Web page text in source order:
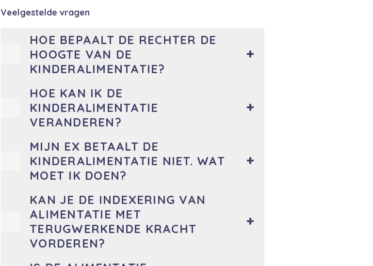
Veelgestelde vragen
HOE BEPAALT DE RECHTER DE
HOOGTE VAN DE
KINDERALIMENTATIE?
HOE KAN IK DE
KINDERALIMENTATIE
VERANDEREN?
MIJN EX BETAALT DE
KINDERALIMENTATIE NIET. WAT
MOET IK DOEN?
KAN JE DE INDEXERING VAN
ALIMENTATIE MET
TERUGWERKENDE KRACHT
VORDEREN?